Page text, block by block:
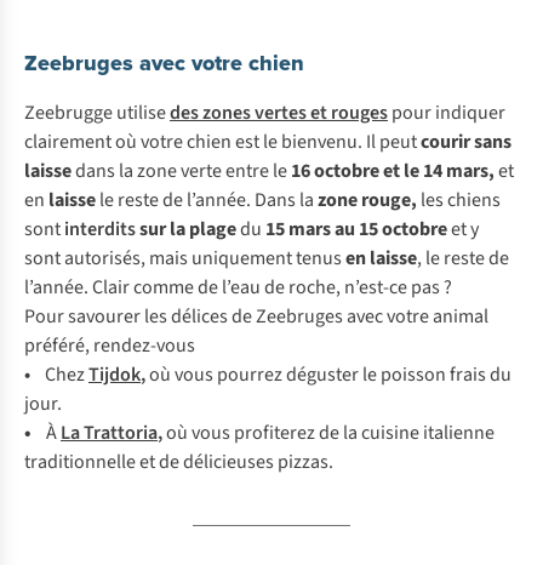
Zeebruges avec votre chien
Zeebrugge utilisedes zones vertes et rougespour indiquer
clairement où votre chien est le bienvenu. Il peutcourir sans
laissedans la zone verte entre le16 octobre et le 14 mars,et
en laissele reste de l’année. Dans lazone rouge, les chiens
sontinterditssur la plagedu 15 mars au 15 octobreet y
sont autorisés, mais uniquement tenusen laisse, le reste de
l’année. Clair comme de l’eau de roche, n’est-ce pas ?
Pour savourer les délices de Zeebruges avec votre animal
préféré, rendez-vous
• ChezTijdok,où vous pourrez déguster le poisson frais du
jour.
• ÀLa Trattoria,où vous profiterez de la cuisine italienne
traditionnelle et de délicieuses pizzas.